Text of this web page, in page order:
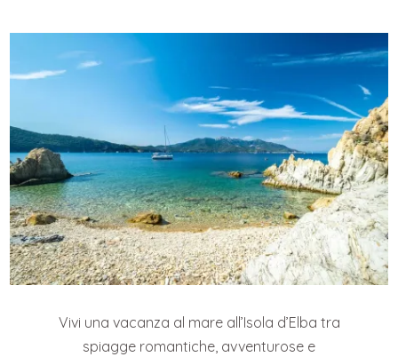
Vivi una vacanza al mare all’Isola d’Elba tra
spiagge romantiche, avventurose e